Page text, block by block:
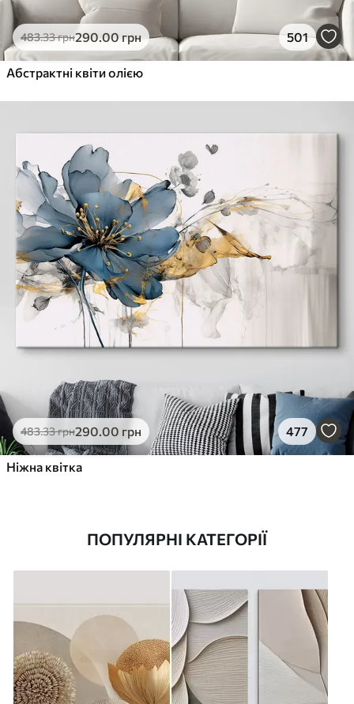
483.33грн290.00грн 501
Абстрактні квіти олією
483.33грн290.00 грн 477
Ніжна квітка
ПОПУЛЯРНІ КАТЕГОРІЇ